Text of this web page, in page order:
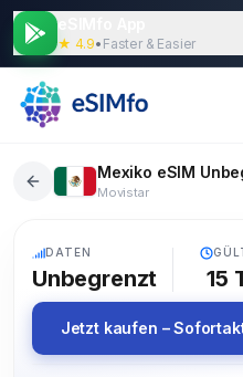
★ 4.9• Faster & Easier
Mexiko eSIM
Movistar
DATEN
Unbegrenzt 15
Jetzt kaufen –